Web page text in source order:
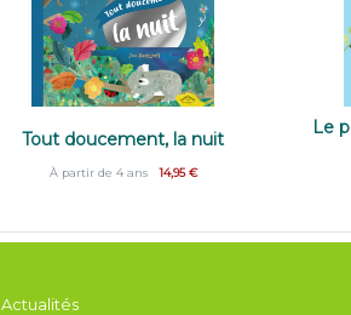
Tout doucement, la nuit
À partir de 4 ans 14,95 €
Le
Actualités